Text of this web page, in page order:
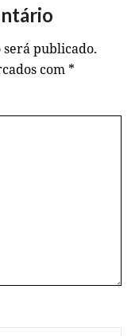
será publicado.
com *